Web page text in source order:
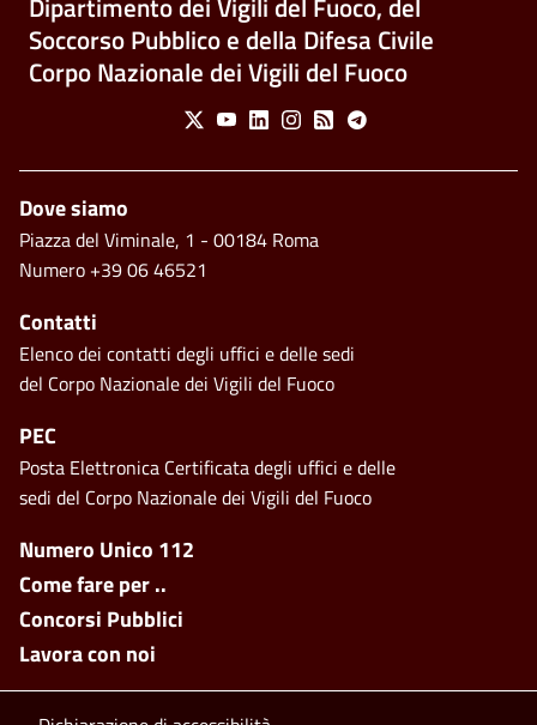
Dipartimento dei Vigili del Fuoco, del
Soccorso Pubblico e della Difesa Civile
Corpo Nazionale dei Vigili del Fuoco
Social Menu
X YoutubeLinkedinInstagram
Feed Telegram
Footer side menu
Numero Unico 112
Come fare per ..
Concorsi Pubblici
Lavora con noi
Piè di pagina
Dove siamo
Piazza del Viminale, 1 - 00184 Roma
Numero +39 06 46521
Contatti
Elenco dei contatti degli uffici e delle sedi
del Corpo Nazionale dei Vigili del Fuoco
PEC
Posta Elettronica Certificata degli uffici e delle
sedi del Corpo Nazionale dei Vigili del Fuoco